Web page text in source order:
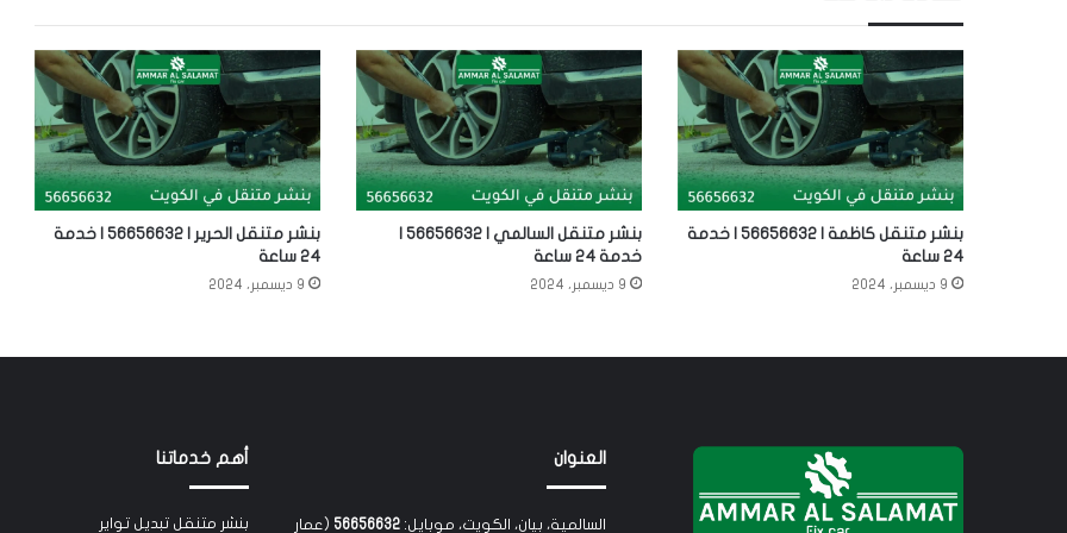
بنشر متنقل كاظمة | 56656632 | خدمة
24 ساعة
9 ديسمبر، 2024
بنشر متنقل السالمي | 56656632 |
خدمة 24 ساعة
9 ديسمبر، 2024
بنشر متنقل الحرير | 56656632 | خدمة
24 ساعة
9 ديسمبر، 2024
العنوان
السالمية، بيان، الكويت، موبايل: 56656632 (عمار
أهم خدماتنا
بنشر متنقل تبديل تواير